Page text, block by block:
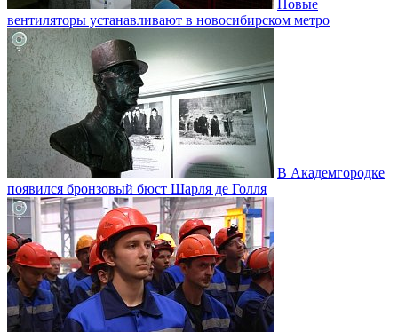
Новые
вентиляторы устанавливают в новосибирском метро
В Академгородке
появился бронзовый бюст Шарля де Голля